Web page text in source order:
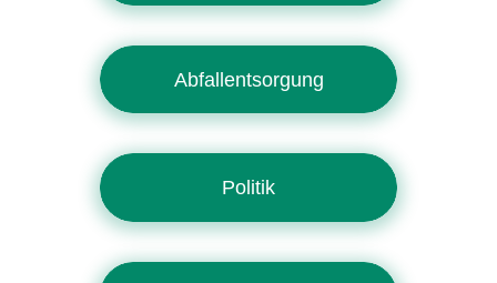
Abfallentsorgung
Politik